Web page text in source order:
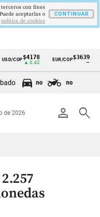
$4178
▲ 0.42
EUR/COP$3639
no no
person search
de 2026
con fines
aceptarlas o
politica de cookies
CONTINUAR